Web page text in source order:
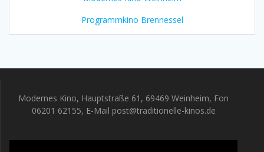
Programmkino Brennessel
Modernes Kino, Hauptstraße 61, 69469 Weinheim, Fon
06201 62155, E-Mail post@traditionelle-kinos.de